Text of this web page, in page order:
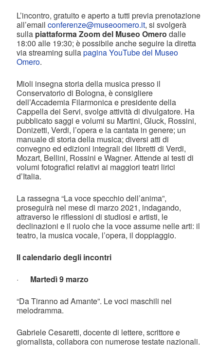
L’incontro, gratuito e aperto a tutti previa prenotazione
all’emailconferenze@museoomero.it, si svolgerà
sulla piattaforma Zoom del Museo Omero dalle
18:00 alle 19:30; è possibile anche seguire la diretta
via streaming sullapagina YouTube del Museo
Omero.
Mioli insegna storia della musica presso il
Conservatorio di Bologna, è consigliere
dell’Accademia Filarmonica e presidente della
Cappella dei Servi, svolge attività di divulgatore. Ha
pubblicato saggi e volumi su Martini, Gluck, Rossini,
Donizetti, Verdi, l’opera e la cantata in genere; un
manuale di storia della musica; diversi atti di
convegno ed edizioni integrali dei libretti di Verdi,
Mozart, Bellini, Rossini e Wagner. Attende ai testi di
volumi fotografici relativi ai maggiori teatri lirici
d’Italia.
La rassegna “La voce specchio dell’anima”,
proseguirà nel mese di marzo 2021, indagando,
attraverso le riflessioni di studiosi e artisti, le
declinazioni e il ruolo che la voce assume nelle arti: il
teatro, la musica vocale, l’opera, il doppiaggio.
Il calendario degli incontri
· Martedì 9 marzo
“Da Tiranno ad Amante”. Le voci maschili nel
melodramma.
Gabriele Cesaretti, docente di lettere, scrittore e
giornalista, collabora con numerose testate nazionali.